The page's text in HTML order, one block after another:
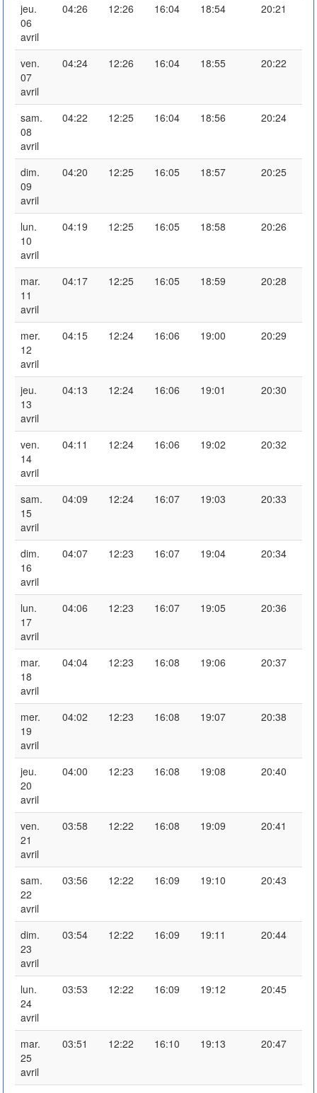
jeu.
06
avril
04:26 12:26 16:04 18:54 20:21
ven.
07
avril
04:24 12:26 16:04 18:55 20:22
sam.
08
avril
04:22 12:25 16:04 18:56 20:24
dim.
09
avril
04:20 12:25 16:05 18:57 20:25
lun.
10
avril
04:19 12:25 16:05 18:58 20:26
mar.
11
avril
04:17 12:25 16:05 18:59 20:28
mer.
12
avril
04:15 12:24 16:06 19:00 20:29
jeu.
13
avril
04:13 12:24 16:06 19:01 20:30
ven.
14
avril
04:11 12:24 16:06 19:02 20:32
sam.
15
avril
04:09 12:24 16:07 19:03 20:33
dim.
16
avril
04:07 12:23 16:07 19:04 20:34
lun.
17
avril
04:06 12:23 16:07 19:05 20:36
mar.
18
avril
04:04 12:23 16:08 19:06 20:37
mer.
19
avril
04:02 12:23 16:08 19:07 20:38
jeu.
20
avril
04:00 12:23 16:08 19:08 20:40
ven.
21
avril
03:58 12:22 16:08 19:09 20:41
sam.
22
avril
03:56 12:22 16:09 19:10 20:43
dim.
23
avril
03:54 12:22 16:09 19:11 20:44
lun.
24
avril
03:53 12:22 16:09 19:12 20:45
mar.
25
avril
03:51 12:22 16:10 19:13 20:47